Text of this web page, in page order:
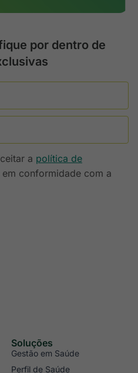
por dentro de
a política de
conformidade com a
Soluções
Gestão em Saúde
Perfil de Saúde